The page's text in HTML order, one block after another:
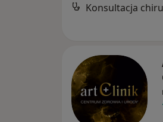
Konsultacja